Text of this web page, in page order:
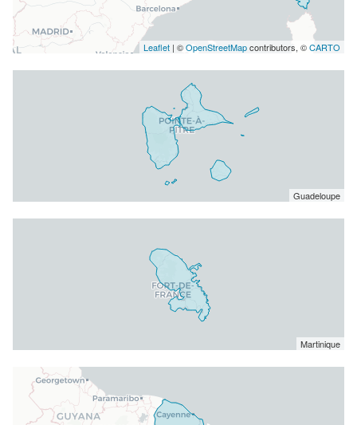
Leaflet | ©OpenStreetMapcontributors, ©CARTO
Guadeloupe
Martinique